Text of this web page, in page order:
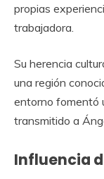
propias
trabajadora.
Su herencia
una región
entorno fomentó
transmitido a
Influencia